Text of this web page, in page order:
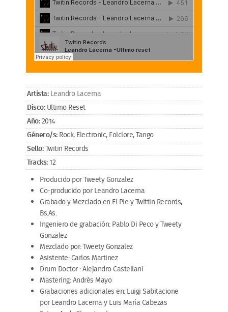
Artista: Leandro Lacerna
Disco: Ultimo Reset
Año:2014
Género/s:Rock, Electronic, Folclore, Tango
Sello:Twitin Records
Tracks:12
Producido por Tweety Gonzalez
Co-producido por Leandro Lacerna
Grabado y Mezclado en El Pie y Twittin Records,
Bs.As.
Ingeniero de grabación: Pablo Di Peco y Tweety
Gonzalez
Mezclado por: Tweety Gonzalez
Asistente: Carlos Martinez
Drum Doctor : Alejandro Castellani
Mastering: Andrés Mayo
Grabaciones adicionales en: Luigi Sabitacione
por Leandro Lacerna y Luis María Cabezas